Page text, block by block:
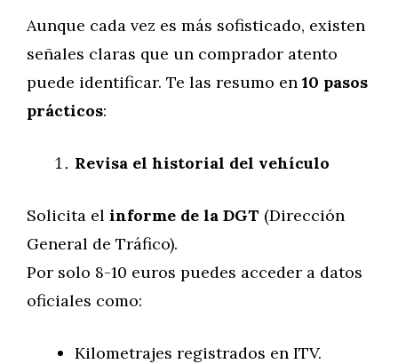
Aunque cada vez es más sofisticado, existen
señales claras que un comprador atento
puede identificar. Te las resumo en 10 pasos
prácticos:
Revisa el historial del vehículo
Solicita el informe de la DGT (Dirección
General de Tráfico).
Por solo 8-10 euros puedes acceder a datos
oficiales como:
Kilometrajes registrados en ITV.